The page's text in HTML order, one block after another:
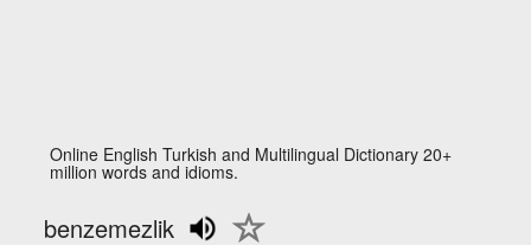
Online English Turkish and Multilingual Dictionary 20+
million words and idioms.
benzemezlik